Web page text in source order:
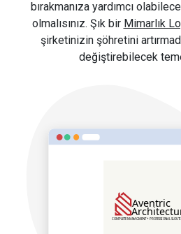
bırakmanıza yardımcı
olmalısınız. Şık bir Mimarlık
şirketinizin şöhretini
değiştirebilecek